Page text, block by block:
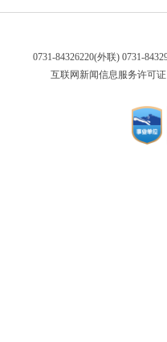
0731-84326220(外联) 0731-
互联网新闻信息服务许可